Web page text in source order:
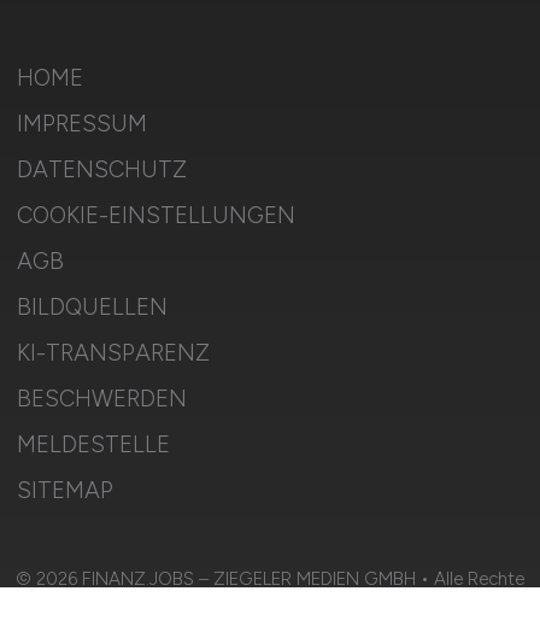
HOME
IMPRESSUM
DATENSCHUTZ
COOKIE-EINSTELLUNGEN
AGB
BILDQUELLEN
KI-TRANSPARENZ
BESCHWERDEN
MELDESTELLE
SITEMAP
© 2026 FINANZ.JOBS – ZIEGELER MEDIEN GMBH • Alle Rechte